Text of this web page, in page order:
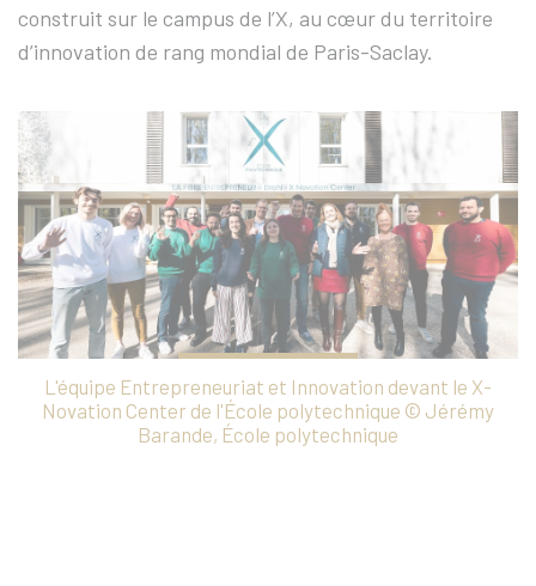
construit sur le campus de l’X, au cœur du territoire
d’innovation de rang mondial de Paris-Saclay.
L'équipe Entrepreneuriat et Innovation devant le X-
Novation Center de l'École polytechnique © Jérémy
Barande, École polytechnique